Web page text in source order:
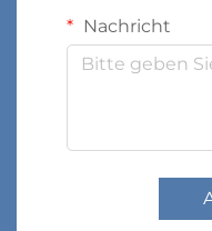
Nachricht